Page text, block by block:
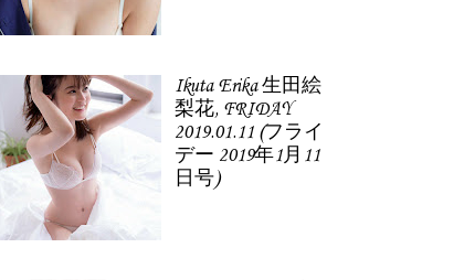
Ikuta Erika 生田絵
梨花, FRIDAY
2019.01.11 (フライ
デー 2019年1月11
日号)